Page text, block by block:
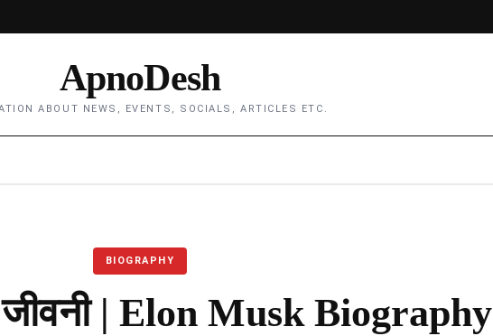
ApnoDesh
ABOUT NEWS, EVENTS, SOCIALS, ARTICLES ETC.
BIOGRAPHY
| Elon Musk Biography